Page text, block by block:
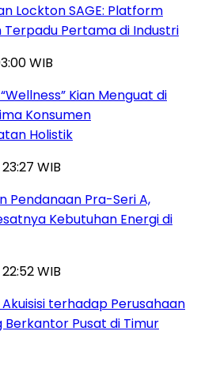
Lockton SAGE: Platform
Pertama di Industri
WIB
Kian Menguat di
Konsumen
Holistik
WIB
Pendanaan Pra-Seri A,
Kebutuhan Energi di
WIB
terhadap Perusahaan
Berkantor Pusat di Timur